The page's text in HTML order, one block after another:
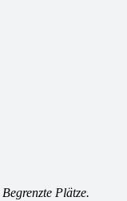
Begrenzte Plätze.